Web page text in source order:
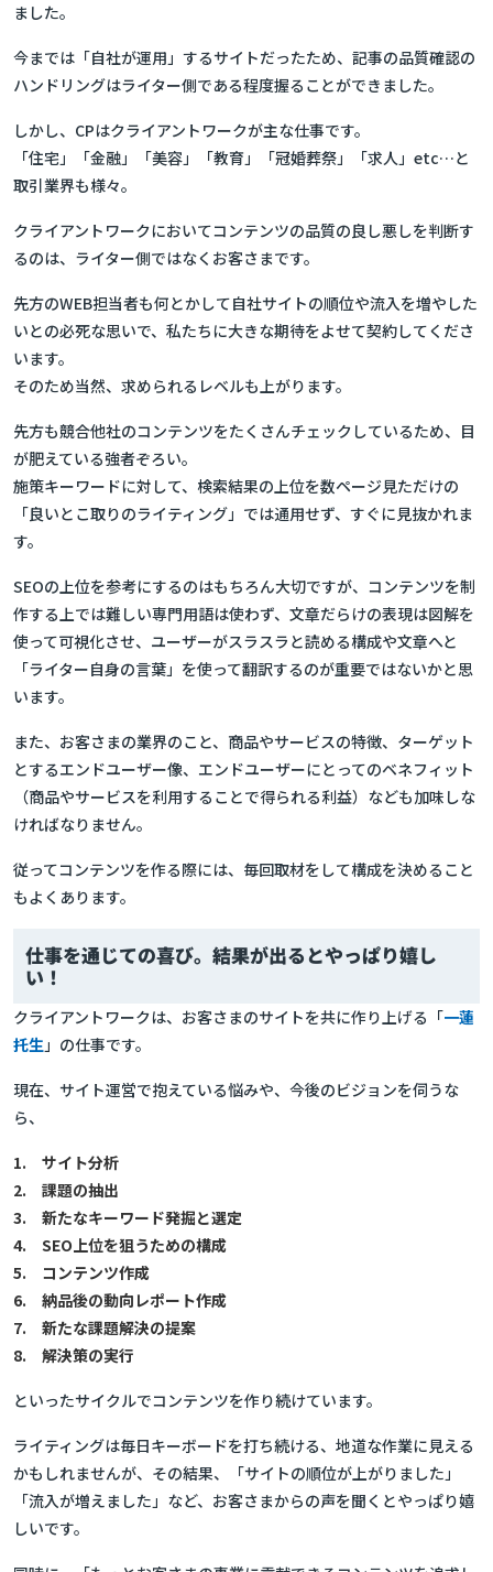
ました。
今までは「自社が運用」するサイトだったため、記事の品質確認の
ハンドリングはライター側である程度握ることができました。
しかし、CPはクライアントワークが主な仕事です。
「住宅」「金融」「美容」「教育」「冠婚葬祭」「求人」etc…と
取引業界も様々。
クライアントワークにおいてコンテンツの品質の良し悪しを判断す
るのは、ライター側ではなくお客さまです。
先方のWEB担当者も何とかして自社サイトの順位や流入を増やした
いとの必死な思いで、私たちに大きな期待をよせて契約してくださ
います。
そのため当然、求められるレベルも上がります。
先方も競合他社のコンテンツをたくさんチェックしているため、目
が肥えている強者ぞろい。
施策キーワードに対して、検索結果の上位を数ページ見ただけの
「良いとこ取りのライティング」では通用せず、すぐに見抜かれま
す。
SEOの上位を参考にするのはもちろん大切ですが、コンテンツを制
作する上では難しい専門用語は使わず、文章だらけの表現は図解を
使って可視化させ、ユーザーがスラスラと読める構成や文章へと
「ライター自身の言葉」を使って翻訳するのが重要ではないかと思
います。
また、お客さまの業界のこと、商品やサービスの特徴、ターゲット
とするエンドユーザー像、エンドユーザーにとってのベネフィット
（商品やサービスを利用することで得られる利益）なども加味しな
ければなりません。
従ってコンテンツを作る際には、毎回取材をして構成を決めること
もよくあります。
仕事を通じての喜び。結果が出るとやっぱり嬉し
い！
クライアントワークは、お客さまのサイトを共に作り上げる「一蓮
托生」の仕事です。
現在、サイト運営で抱えている悩みや、今後のビジョンを伺うな
ら、
1. サイト分析
2. 課題の抽出
3. 新たなキーワード発掘と選定
4. SEO上位を狙うための構成
5. コンテンツ作成
6. 納品後の動向レポート作成
7. 新たな課題解決の提案
8. 解決策の実行
といったサイクルでコンテンツを作り続けています。
ライティングは毎日キーボードを打ち続ける、地道な作業に見える
かもしれませんが、その結果、「サイトの順位が上がりました」
「流入が増えました」など、お客さまからの声を聞くとやっぱり嬉
しいです。